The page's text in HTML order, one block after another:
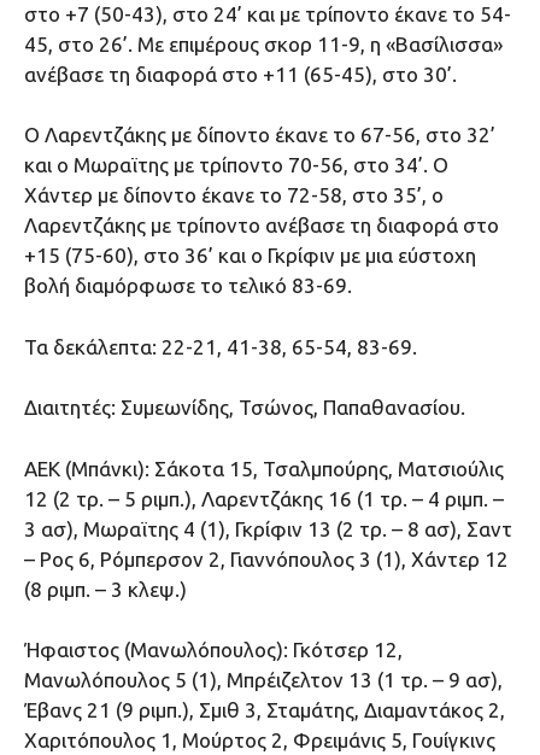
στο +7 (50-43), στο 24’ και με τρίποντο έκανε το 54-
45, στο 26’. Με επιμέρους σκορ 11-9, η «Βασίλισσα»
ανέβασε τη διαφορά στο +11 (65-45), στο 30’.
Ο Λαρεντζάκης με δίποντο έκανε το 67-56, στο 32’
και ο Μωραϊτης με τρίποντο 70-56, στο 34’. Ο
Χάντερ με δίποντο έκανε το 72-58, στο 35’, ο
Λαρεντζάκης με τρίποντο ανέβασε τη διαφορά στο
+15 (75-60), στο 36’ και ο Γκρίφιν με μια εύστοχη
βολή διαμόρφωσε το τελικό 83-69.
Τα δεκάλεπτα: 22-21, 41-38, 65-54, 83-69.
Διαιτητές: Συμεωνίδης, Τσώνος, Παπαθανασίου.
ΑΕΚ (Μπάνκι): Σάκοτα 15, Τσαλμπούρης, Ματσιούλις
12 (2 τρ. – 5 ριμπ.), Λαρεντζάκης 16 (1 τρ. – 4 ριμπ. –
3 ασ), Μωραϊτης 4 (1), Γκρίφιν 13 (2 τρ. – 8 ασ), Σαντ
– Ρος 6, Ρόμπερσον 2, Γιαννόπουλος 3 (1), Χάντερ 12
(8 ριμπ. – 3 κλεψ.)
Ήφαιστος (Μανωλόπουλος): Γκότσερ 12,
Μανωλόπουλος 5 (1), Μπρέιζελτον 13 (1 τρ. – 9 ασ),
Έβανς 21 (9 ριμπ.), Σμιθ 3, Σταμάτης, Διαμαντάκος 2,
Χαριτόπουλος 1, Μούρτος 2, Φρειμάνις 5, Γουίγκινς